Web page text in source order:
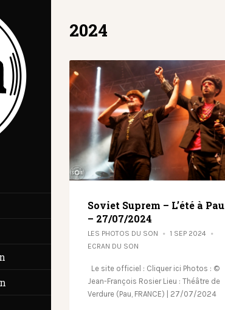
2024
Soviet Suprem – L’été à Pau
– 27/07/2024
LES PHOTOS DU SON
1 SEP 2024
ECRAN DU SON
Le site officiel : Cliquer ici Photos : ©
Jean-François Rosier Lieu : Théâtre de
Verdure (Pau, FRANCE) | 27/07/2024